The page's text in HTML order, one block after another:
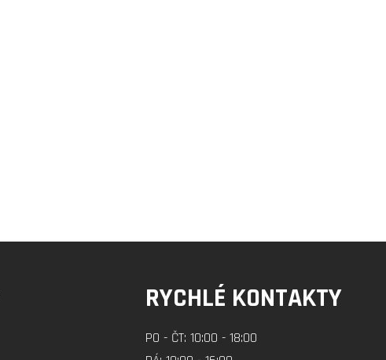
RYCHLÉ KONTAKTY
PO - ČT: 10:00 - 18:00